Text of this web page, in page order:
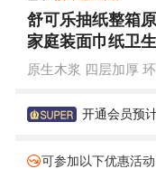
舒可乐抽纸整箱
家庭装面巾纸卫
原生木浆 四层加厚
开通会员预
可参加以下优惠活动